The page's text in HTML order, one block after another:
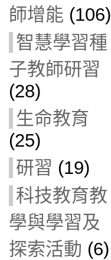
師增能 (106)
智慧學習種
子教師研習
(28)
生命教育
(25)
研習 (19)
科技教育教
學與學習及
探索活動 (6)